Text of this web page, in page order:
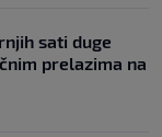
sati duge
prelazima na